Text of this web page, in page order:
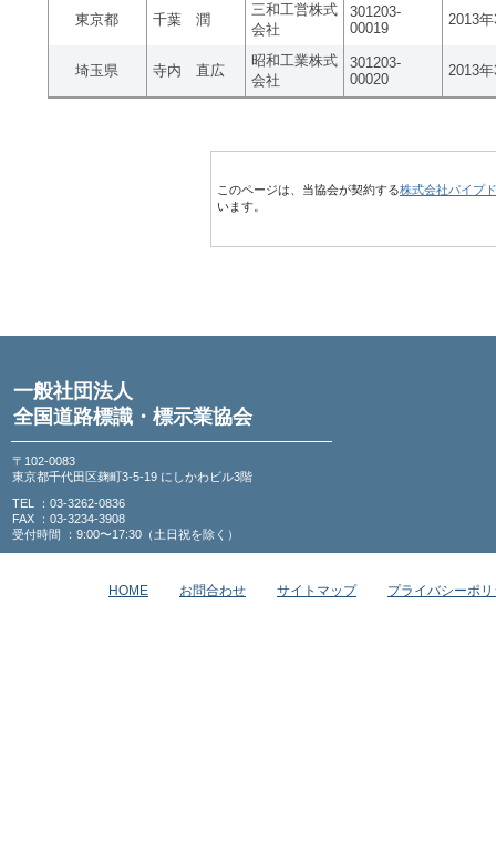
東京都 千葉 潤
三和工営株式
会社
301203-
00019
2013
埼玉県 寺内 直広
昭和工業株式
会社
301203-
00020
2013
このページは、当協会が契約する株式会社パイプ
います。
一般社団法人
全国道路標識・標示業協会
〒102-0083
東京都千代田区麹町3-5-19 にしかわビル3階
TEL ：03-3262-0836
FAX ：03-3234-3908
受付時間 ：9:00〜17:30（土日祝を除く）
HOME お問合わせ サイトマップ プライバシーポ